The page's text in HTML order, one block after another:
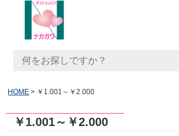
HOME ￥1.001～￥2.000
￥1.001～￥2.000